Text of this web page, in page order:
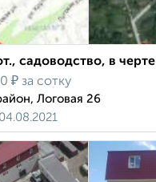
садоводство, в
₽ за сотку
Логовая 26